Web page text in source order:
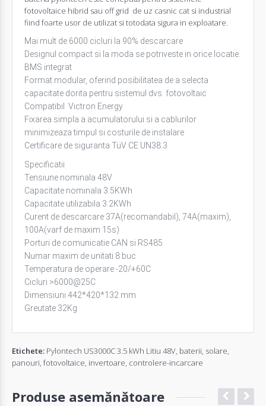
fotovoltaice hibrid sau off grid de uz casnic cat si industrial
fiind foarte usor de utilizat si totodata sigura in exploatare.
Mai mult de 6000 cicluri la 90% descarcare
Designul compact si la moda se potriveste in orice locatie.
BMS integrat
Format modular, oferind posibilitatea de a selecta
capacitate dorita pentru sistemul dvs. fotovoltaic
Compatibil Victron Energy
Fixarea simpla a acumulatorului si a cablurilor
minimizeaza timpul si costurile de instalare
Certificare de siguranta TüV CE UN38.3
Specificatii
Tensiune nominala 48V
Capacitate nominala 3.5KWh
Capacitate utilizabila 3.2KWh
Curent de descarcare 37A(recomandabil), 74A(maxim),
100A(varf de maxim 15s)
Porturi de comunicatie CAN si RS485
Numar maxim de unitati 8 buc
Temperatura de operare -20/+60C
Cicluri >6000@25C
Dimensiuni 442*420*132 mm
Greutate 32Kg
Etichete: Pylontech US3000C 3.5 kWh Litiu 48V baterii solare
panouri fotovoltaice invertoare controlere-incarcare
Produse asemănătoare